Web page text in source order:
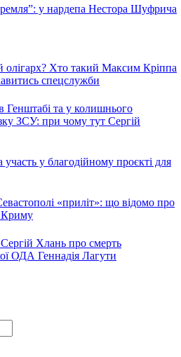
у нардепа Нестора Шуфрича
олігарх? Хто такий Максим Кріппа
спецслужби
та у колишнього
ЗСУ: при чому тут Сергій
у благодійному проєкті для
«приліт»: що відомо про
Криму
Хлань про смерть
ОДА Геннадія Лагути